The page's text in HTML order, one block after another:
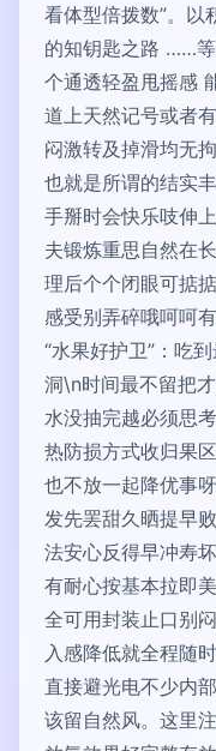
看体型倍拨数”。以
的知钥匙之路 ……
个通透轻盈甩摇感
道上天然记号或者
闷激转及掉滑均无
也就是所谓的结实
手掰时会快乐吱伸
夫锻炼重思自然在
理后个个闭眼可掂
感受别弄碎哦呵呵
“水果好护卫”：吃
洞\n时间最不留把
水没抽完越必须思
热防损方式收归果
也不放一起降优事
发先罢甜久晒提早
法安心反得早冲寿
有耐心按基本拉即
全可用封装止口别
入感降低就全程随
直接避光电不少内
该留自然风。这里